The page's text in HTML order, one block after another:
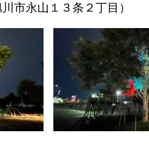
市永山１３条２丁目）